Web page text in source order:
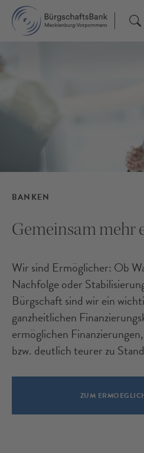
BANKEN
Gemeinsam mehr
Wir sind Ermöglicher: Ob
Nachfolge oder
Bürgschaft sind wir ein
ganzheitlichen
ermöglichen
bzw. deutlich teurer zu
ZUM